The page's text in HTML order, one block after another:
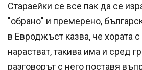
Стараейки се все пак да се
"обрано" и премерено,
в Евроджъст казва, че хората
нарастват, такива има и сред
разговорът с него поставя